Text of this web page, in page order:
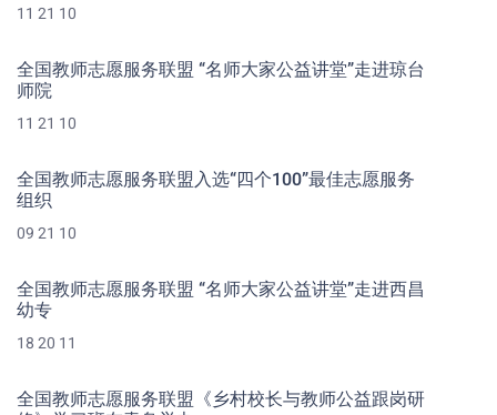
11 21 10
全国教师志愿服务联盟 “名师大家公益讲堂”走进琼台
师院
11 21 10
全国教师志愿服务联盟入选“四个100”最佳志愿服务
组织
09 21 10
全国教师志愿服务联盟 “名师大家公益讲堂”走进西昌
幼专
18 20 11
全国教师志愿服务联盟《乡村校长与教师公益跟岗研